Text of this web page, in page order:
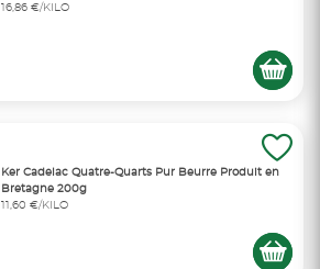
16,86 €/KILO
Ker Cadelac Quatre-Quarts Pur Beurre Produit en
Bretagne 200g
11,60 €/KILO